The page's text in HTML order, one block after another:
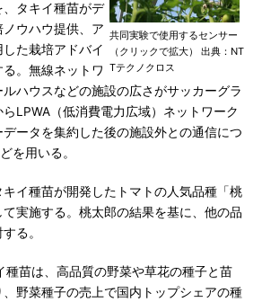
共同実験で使用するセンサー
（クリックで拡大） 出典：NT
Tテクノクロス
タキイ種苗がデ
ウハウ提供、ア
た栽培アドバイ
。無線ネットワ
ハウスなどの施設の広さがサッカーグラ
LPWA（低消費電力広域）ネットワーク
ータを集約した後の施設外との通信につ
を用いる。
イ種苗が開発したトマトの人気品種「桃
実施する。桃太郎の結果を基に、他の品
る。
苗は、高品質の野菜や草花の種子と苗
野菜種子の売上で国内トップシェアの種